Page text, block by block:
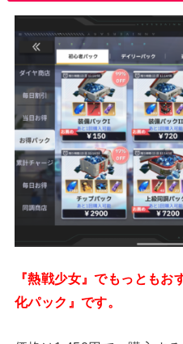
『熱戦少女』でもっとも
化パック』です。